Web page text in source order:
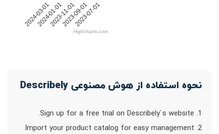
2024-03-01
2024-01-01
2023-11-01
2023-09-01
2023-07-01
Highcharts.com
نحوه استفاده از هوش مصنوعی Describely
1. Sign up for a free trial on Describely`s website.
2. Import your product catalog for easy management.